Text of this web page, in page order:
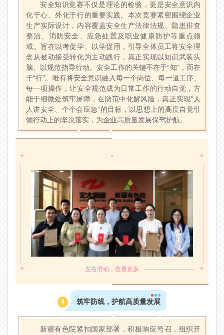
安全知识竞赛不仅是理论的检验，更是安全意识内
化于心、外化于行的重要实践。本次竞赛紧密围绕企业
生产实际设计，内容覆盖安全生产法律法规、隐患排查
整治、消防安全、应急处置及职业健康防护等重点领
域。旨在以考促学、以学促用，引导全体员工将安全理
念从被动接受转化为主动践行，真正实现以知识武装头
脑、以规范指导行动。安全工作的关键不在于“知”，而在
于“行”。唯有将安全意识融入每一个岗位、每一道工序、
每一项操作，让安全规范成为日常工作的行动自觉，方
能于细微处筑牢屏障，在防范中化解风险，真正实现“人
人讲安全、个个会应急”的目标，以思想上的高度自觉引
领行动上的坚决落实，为企业高质量发展保驾护航。
✦ • ✦
✦ 左右滑动，查看更多 ✦
4 筑牢防线，护航高质量发展
新疆有色院紧扣国家部署，积极响应号召，组织开